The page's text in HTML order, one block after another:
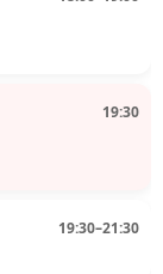
19:30
19:30–21:30